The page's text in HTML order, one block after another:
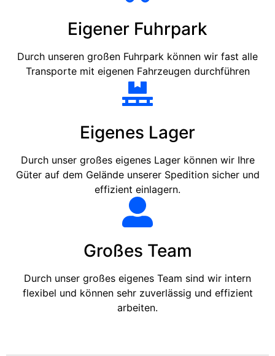
Eigener Fuhrpark
Durch unseren großen Fuhrpark können wir fast alle
Transporte mit eigenen Fahrzeugen durchführen
Eigenes Lager
Durch unser großes eigenes Lager können wir Ihre
Güter auf dem Gelände unserer Spedition sicher und
effizient einlagern.
Großes Team
Durch unser großes eigenes Team sind wir intern
flexibel und können sehr zuverlässig und effizient
arbeiten.